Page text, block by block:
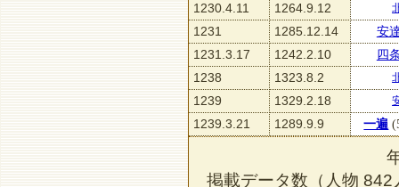
1230.4.11
1264.9.12
1231 1285.12.14
安
1231.3.17
1242.2.10
四
1238
1323.8.2
1239 1329.2.18
1239.3.21 1289.9.9 一遍
掲載データ数（人物842